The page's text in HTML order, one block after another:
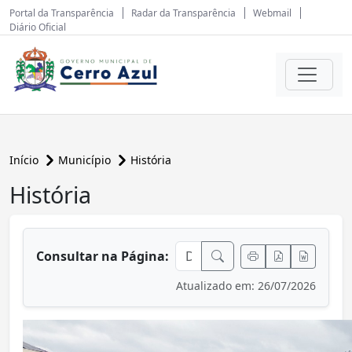
Portal da Transparência Radar da Transparência
Webmail
Diário Oficial
Início Município História
conteúdo principal
História
Consultar na Página:
Atualizado em: 26/07/2026